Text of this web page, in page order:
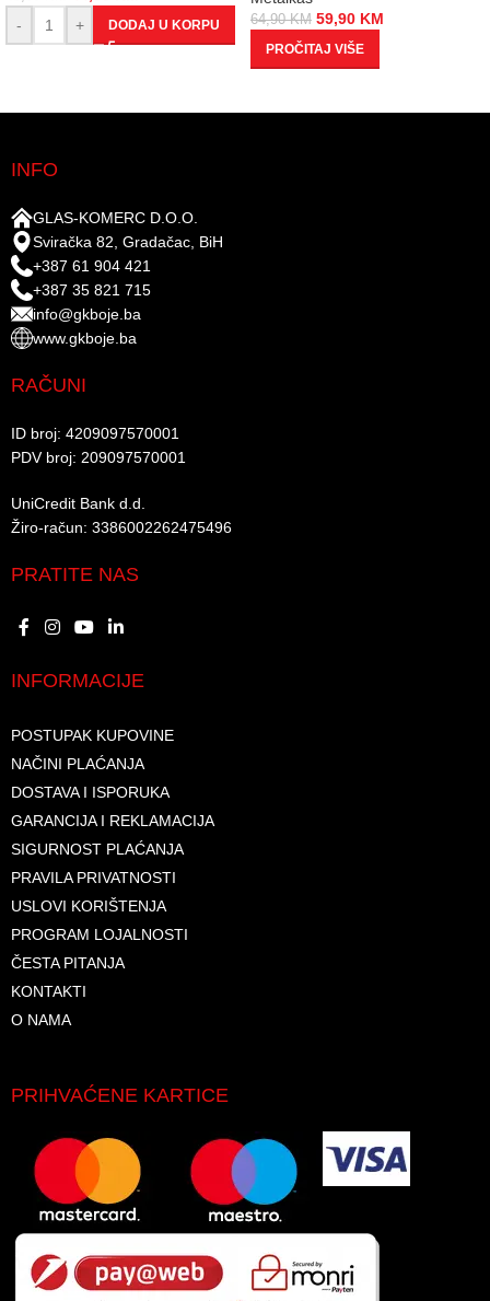
-
+ DODAJ U KORPU 64,90KM 59,90 KM
PROČITAJ VIŠE
INFO
GLAS-KOMERC D.O.O.
Sviračka 82, Gradačac, BiH
+387 61 904 421
+387 35 821 715
info@gkboje.ba
www.gkboje.ba
RAČUNI
ID broj: 4209097570001​
PDV broj: 209097570001 ​
UniCredit Bank d.d.​
Žiro-račun: 3386002262475496​​
PRATITE NAS
INFORMACIJE
POSTUPAK KUPOVINE
NAČINI PLAĆANJA
DOSTAVA I ISPORUKA
GARANCIJA I REKLAMACIJA
SIGURNOST PLAĆANJA
PRAVILA PRIVATNOSTI
USLOVI KORIŠTENJA
PROGRAM LOJALNOSTI
ČESTA PITANJA
KONTAKTI
O NAMA
PRIHVAĆENE KARTICE